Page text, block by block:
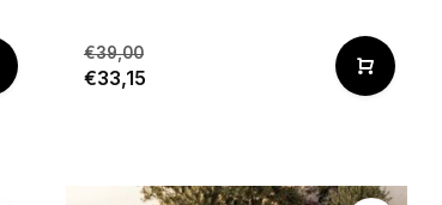
€39,00
€33,15